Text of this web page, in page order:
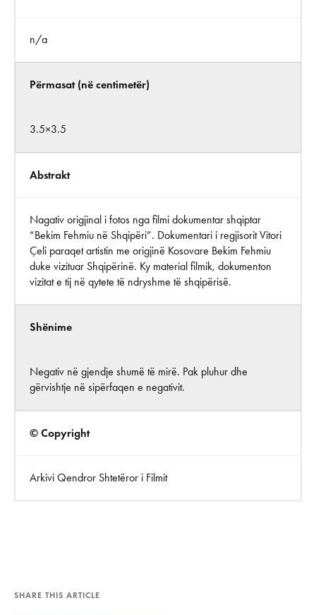
n/a
Përmasat (në centimetër)
3.5×3.5
Abstrakt
Nagativ origjinal i fotos nga filmi dokumentar shqiptar
“Bekim Fehmiu në Shqipëri”. Dokumentari i regjisorit Vitori
Çeli paraqet artistin me origjinë Kosovare Bekim Fehmiu
duke vizituar Shqipërinë. Ky material filmik, dokumenton
vizitat e tij në qytete të ndryshme të shqipërisë.
Shënime
Negativ në gjendje shumë të mirë. Pak pluhur dhe
gërvishtje në sipërfaqen e negativit.
© Copyright
Arkivi Qendror Shtetëror i Filmit
SHARE THIS ARTICLE